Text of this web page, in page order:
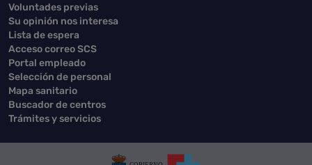
Voluntades previas
Su opinión nos interesa
Lista de espera
Acceso correo SCS
Portal empleado
Selección de personal
Mapa sanitario
Buscador de centros
Trámites y servicios